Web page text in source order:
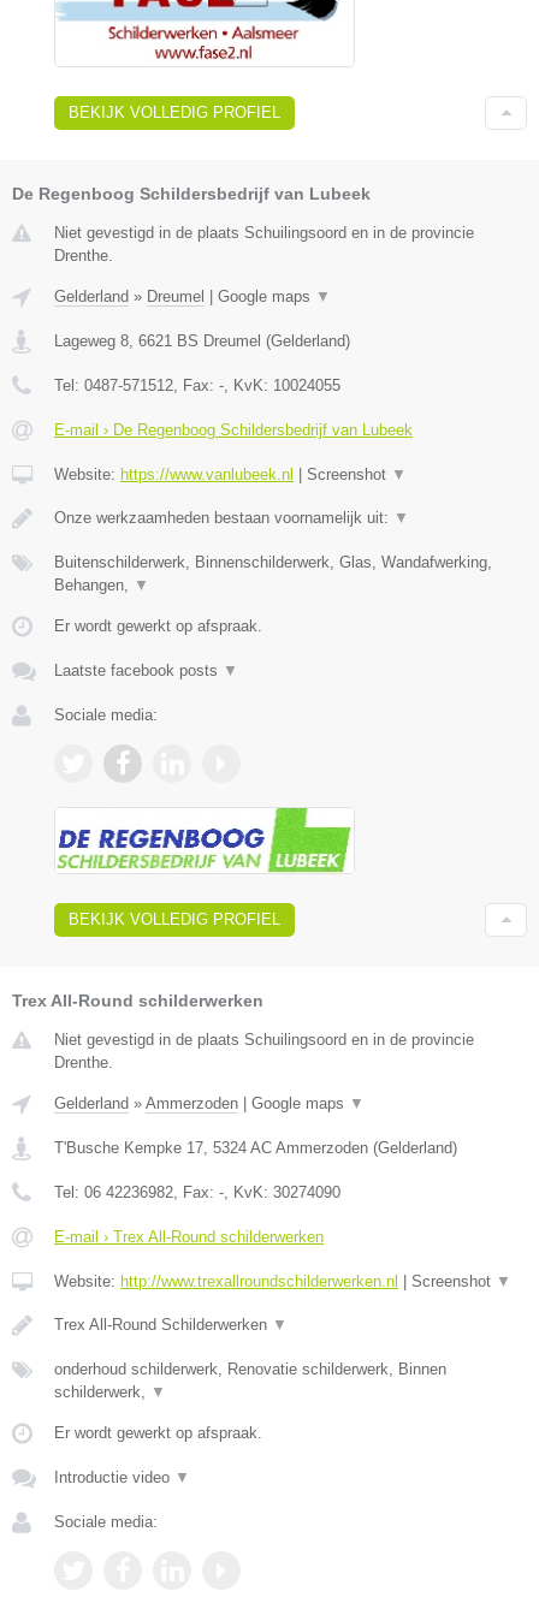
BEKIJK VOLLEDIG PROFIEL
De Regenboog Schildersbedrijf van Lubeek
Niet gevestigd in de plaats Schuilingsoord en in de provincie
Drenthe.
Gelderland » Dreumel Google maps ▼
Lageweg 8, 6621 BS Dreumel (Gelderland)
Tel: 0487-571512, Fax: -, KvK: 10024055
E-mail › De Regenboog Schildersbedrijf van Lubeek
Website: https://www.vanlubeek.nl Screenshot ▼
Onze werkzaamheden bestaan voornamelijk uit: ▼
Buitenschilderwerk, Binnenschilderwerk, Glas, Wandafwerking,
Behangen, ▼
Er wordt gewerkt op afspraak.
Laatste facebook posts ▼
Sociale media:
BEKIJK VOLLEDIG PROFIEL
Trex All-Round schilderwerken
Niet gevestigd in de plaats Schuilingsoord en in de provincie
Drenthe.
Gelderland » Ammerzoden | Google maps ▼
T'Busche Kempke 17 5324 AC Ammerzoden (Gelderland)
Tel: 06 42236982 , Fax: - , KvK: 30274090
E-mail › Trex All-Round schilderwerken
Website: http://www.trexallroundschilderwerken.nl | Screenshot ▼
Trex All-Round Schilderwerken ▼
onderhoud schilderwerk, Renovatie schilderwerk, Binnen
schilderwerk,
▼
Er wordt gewerkt op afspraak.
Introductie video ▼
Sociale media: